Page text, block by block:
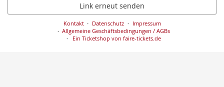
Link erneut senden
Kontakt Datenschutz
Impressum
Allgemeine Geschäftsbedingungen / AGBs
Ein Ticketshop von faire-tickets.de